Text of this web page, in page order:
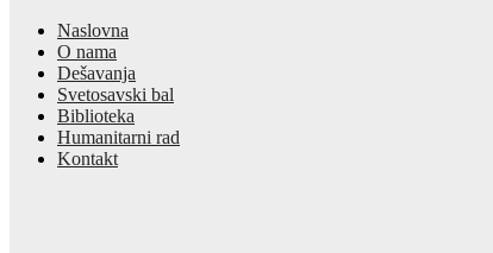
Naslovna
O nama
Dešavanja
Svetosavski bal
Biblioteka
Humanitarni rad
Kontakt